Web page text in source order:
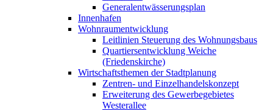
Generalentwässerungsplan
Innenhafen
Wohnraumentwicklung
Leitlinien Steuerung des Wohnungsbaus
Quartiersentwicklung Weiche
(Friedenskirche)
Wirtschaftsthemen der Stadtplanung
Zentren- und Einzelhandelskonzept
Erweiterung des Gewerbegebietes
Westerallee